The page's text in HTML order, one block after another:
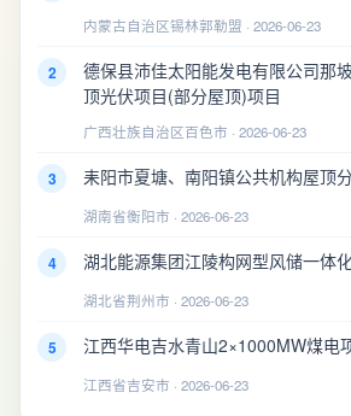
内蒙古自治区锡林郭勒盟 · 2026-06-23
2
德保县沛佳太阳能发电有限公司那
顶光伏项目(部分屋顶)项目
广西壮族自治区百色市 · 2026-06-23
3 耒阳市夏塘、南阳镇公共机构屋顶
湖南省衡阳市 · 2026-06-23
4 湖北能源集团江陵构网型风储一体
湖北省荆州市 · 2026-06-23
5 江西华电吉水青山2×1000MW煤电
江西省吉安市 · 2026-06-23